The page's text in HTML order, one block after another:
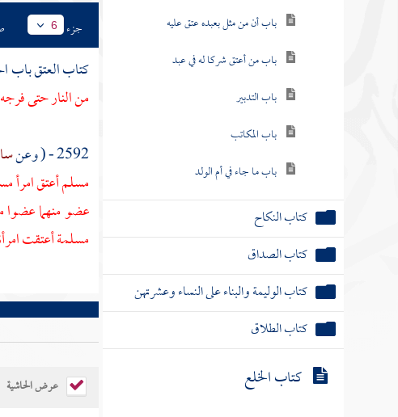
باب أن من مثل بعبده عتق عليه
باب من أعتق شركا له في عبد
باب التدبير
باب المكاتب
باب ما جاء في أم الولد
كتاب النكاح
كتاب الصداق
كتاب الوليمة والبناء على النساء وعشرتهن
كتاب الطلاق
كتاب الخلع
جزء 6
كتاب العتق باب
من النار حتى
2592 - ( وعن
مسلم أعتق امرأ
عضو منهما عضوا
مسلمة أعتقت
عرض الحاشية